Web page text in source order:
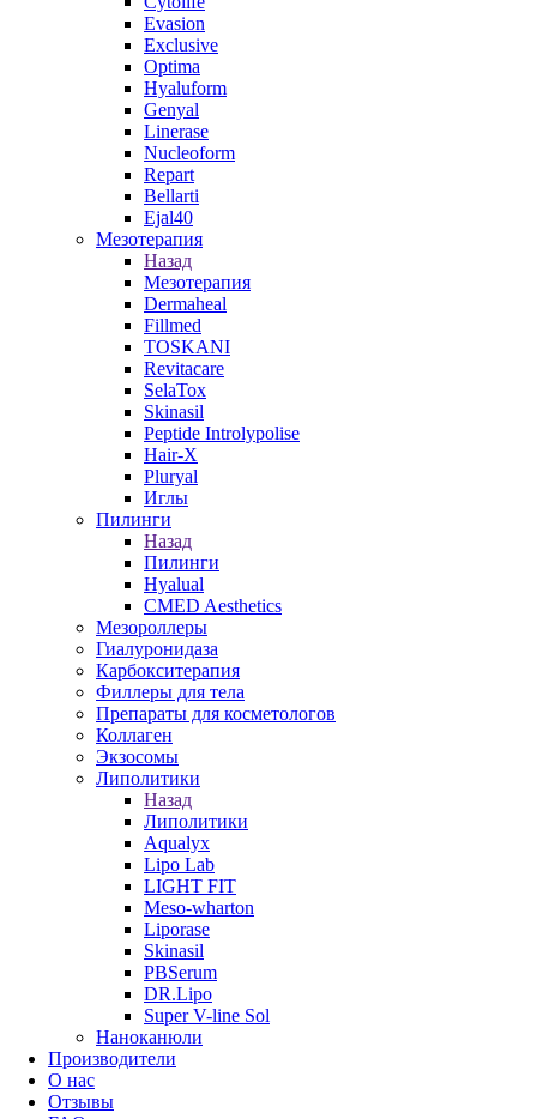
Evasion
Exclusive
Optima
Hyaluform
Genyal
Linerase
Nucleoform
Repart
Bellarti
Ejal40
Мезотерапия
Назад
Мезотерапия
Dermaheal
Fillmed
TOSKANI
Revitacare
SelaTox
Skinasil
Peptide Introlypolise
Hair-X
Pluryal
Иглы
Пилинги
Назад
Пилинги
Hyalual
CMED Aesthetics
Мезороллеры
Гиалуронидаза
Карбокситерапия
Филлеры для тела
Препараты для косметологов
Коллаген
Экзосомы
Липолитики
Назад
Липолитики
Aqualyx
Lipo Lab
LIGHT FIT
Meso-wharton
Liporase
Skinasil
PBSerum
DR.Lipo
Super V-line Sol
Наноканюли
Производители
О нас
Отзывы